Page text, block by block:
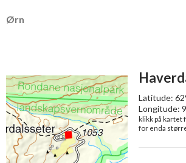
Ørn
Latitude:
Longitude:
klikk på kartet
for enda